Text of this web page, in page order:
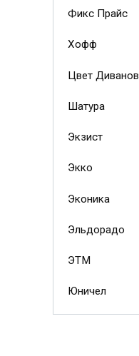
Фикс Прайс
Хофф
Цвет Диванов
Шатура
Экзист
Экко
Эконика
Эльдорадо
ЭТМ
Юничел